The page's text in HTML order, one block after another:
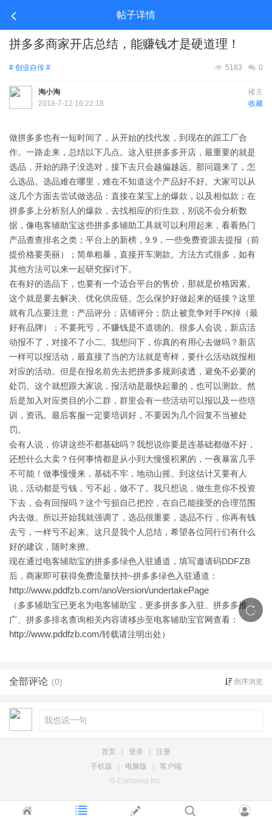
帖子详情
拼多多商家开店总结，能赚钱才是硬道理！
# 创业自传 # 0
5163
楼主
淘小淘
收藏
2018-7-12 16:22:18
做拼多多也有一短时间了，从开始的找代发，到现在的跟工厂合
作。一路走来，总结以下几点。这入驻拼多多开店，最重要的就是
选品，开始的路子没选对，接下去只会越偏越远。那问题来了，怎
么选品。选品难在哪里，难在不知道这个产品好不好。大家可以从
这几个方面去尝试做选品：直接在某宝上的爆款，以及相似款；在
拼多多上分析别人的爆款，去找相应的衍生款，别说不会分析数
据，像电客辅助宝这些拼多多辅助工具就可以利用起来，看看热门
产品查查排名之类；平台上的新榜，9.9，一些免费资源去提报（前
提价格要美丽）；简单粗暴，直接开车测款。方法方式很多，如有
其他方法可以来一起研究探讨下。
在有好的选品下，也要有一个适合平台的售价，那就是价格因素。
这个就是要去解决、优化供应链。怎么保护好做起来的链接？这里
就有几点要注意：产品评分；店铺评分；防止被竞争对手PK掉（最
好有品牌）；不要死亏，不赚钱是不道德的。很多人会说，新店活
动报不了，对接不了小二。我想问下，你真的有用心去做吗？新店
一样可以报活动，最直接了当的方法就是寄样，要什么活动就报相
对应的活动。但是在报名前先去把拼多多规则读透，避免不必要的
处罚。这个就想跟大家说，报活动是最快起量的，也可以测款。然
后是加入对应类目的小二群，群里会有一些活动可以报以及一些培
训，资讯。最后客服一定要培训好，不要因为几个回复不当被处
罚。
会有人说，你讲这些不都基础吗？我想说你要是连基础都做不好，
还想什么大卖？任何事情都是从小到大慢慢积累的，一夜暴富几乎
不可能！做事慢慢来，基础不牢，地动山摇。到这估计又要有人
说，活动都是亏钱，亏不起，做不了。我只想说，做生意你不投资
下去，会有回报吗？这个亏损自己把控，在自己能接受的合理范围
内去做。所以开始我就强调了，选品很重要，选品不行，你再有钱
去亏，一样亏不起来。这只是我个人总结，希望各位同行们有什么
好的建议，随时来撩。
现在通过电客辅助宝的拼多多绿色入驻通道，填写邀请码DDFZB
后，商家即可获得免费流量扶持~拼多多绿色入驻通道：
http://www.pddfzb.com/anoVersion/undertakePage
（多多辅助宝已更名为电客辅助宝，更多拼多多入驻、拼多多推
广、拼多多排名查询相关内容请移步至电客辅助宝官网查看：
http://www.pddfzb.com/转载请注明出处）
全部评论 (0) 倒序浏览
首页 登录
注册
手机版
电脑版
客户端
© Comsenz Inc.